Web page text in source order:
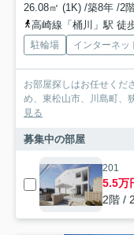
26.08㎡ (1K) /築8年 /2
高崎線「桶川」駅 徒
駐輪場 インターネッ
お部屋探しはお任せくだ
め、東松山市、川島町、
見る
募集中の部屋
201
5.5万
2階 /